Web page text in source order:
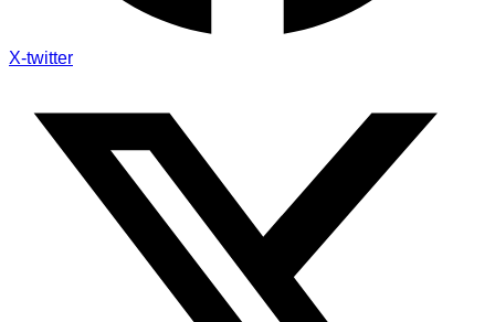
X-twitter